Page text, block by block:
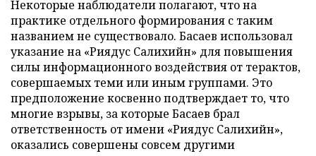
Некоторые наблюдатели полагают, что на
практике отдельного формирования с таким
названием не существовало. Басаев использовал
указание на «Риядус Салихийн» для повышения
силы информационного воздействия от терактов,
совершаемых теми или иным группами. Это
предположение косвенно подтверждает то, что
многие взрывы, за которые Басаев брал
ответственность от имени «Риядус Салихийн»,
оказались совершены совсем другими